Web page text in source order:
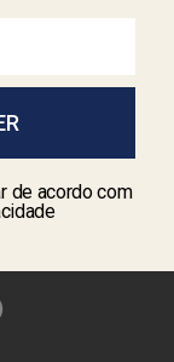
de acordo com